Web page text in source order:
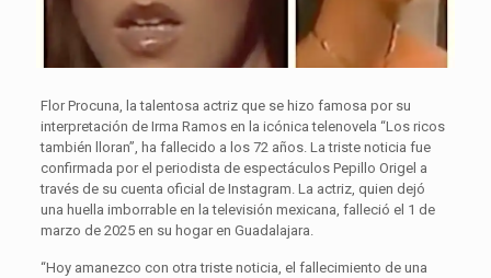
Flor Procuna, la talentosa actriz que se hizo famosa por su
interpretación de Irma Ramos en la icónica telenovela “Los ricos
también lloran”, ha fallecido a los 72 años. La triste noticia fue
confirmada por el periodista de espectáculos Pepillo Origel a
través de su cuenta oficial de Instagram. La actriz, quien dejó
una huella imborrable en la televisión mexicana, falleció el 1 de
marzo de 2025 en su hogar en Guadalajara.
“Hoy amanezco con otra triste noticia, el fallecimiento de una